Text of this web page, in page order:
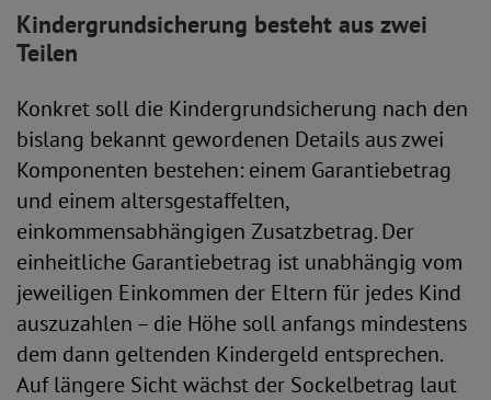
Kindergrundsicherung besteht aus zwei
Teilen
Konkret soll die Kindergrundsicherung nach den
bislang bekannt gewordenen Details aus zwei
Komponenten bestehen: einem Garantiebetrag
und einem altersgestaffelten,
einkommensabhängigen Zusatzbetrag. Der
einheitliche Garantiebetrag ist unabhängig vom
jeweiligen Einkommen der Eltern für jedes Kind
auszuzahlen – die Höhe soll anfangs mindestens
dem dann geltenden Kindergeld entsprechen.
Auf längere Sicht wächst der Sockelbetrag laut